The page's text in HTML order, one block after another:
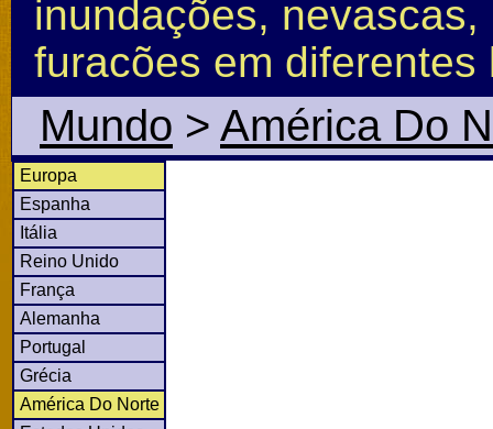
inundações,
furacões em
Mundo > América Do
Europa
Espanha
Itália
Reino Unido
França
Alemanha
Portugal
Grécia
América Do Norte